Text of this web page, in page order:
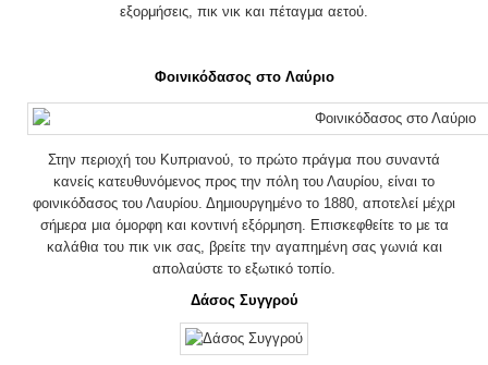
εξορμήσεις, πικ νικ και πέταγμα αετού.
Φοινικόδασος στο Λαύριο
Στην περιοχή του Κυπριανού, το πρώτο πράγμα που συναντά
κανείς κατευθυνόμενος προς την πόλη του Λαυρίου, είναι το
φοινικόδασος του Λαυρίου. Δημιουργημένο το 1880, αποτελεί μέχρι
σήμερα μια όμορφη και κοντινή εξόρμηση. Επισκεφθείτε το με τα
καλάθια του πικ νικ σας, βρείτε την αγαπημένη σας γωνιά και
απολαύστε το εξωτικό τοπίο.
Δάσος Συγγρού